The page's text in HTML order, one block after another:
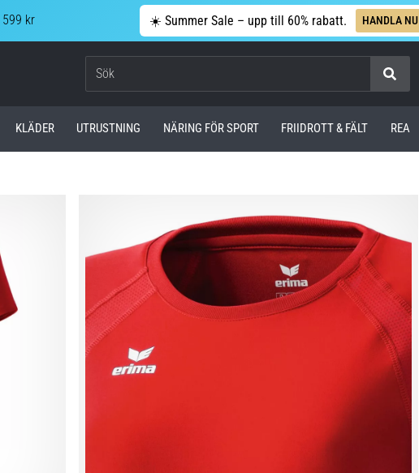
kr ☀️ Summer Sale – upp till 60% rabatt. HANDLA NU
KLÄDER UTRUSTNING NÄRING FÖR SPORT FRIIDROTT & FÄLT REA